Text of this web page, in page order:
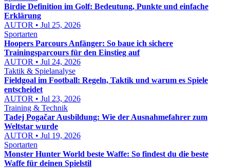
Birdie Definition im Golf: Bedeutung, Punkte und einfache
Erklärung
AUTOR • Jul 25, 2026
Sportarten
Hoopers Parcours Anfänger: So baue ich sichere
Trainingsparcours für den Einstieg auf
AUTOR • Jul 24, 2026
Taktik & Spielanalyse
Fieldgoal im Football: Regeln, Taktik und warum es Spiele
entscheidet
AUTOR • Jul 23, 2026
Training & Technik
Tadej Pogačar Ausbildung: Wie der Ausnahmefahrer zum
Weltstar wurde
AUTOR • Jul 19, 2026
Sportarten
Monster Hunter World beste Waffe: So findest du die beste
Waffe für deinen Spielstil